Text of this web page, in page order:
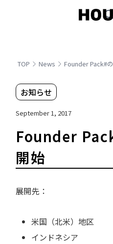
TOP News Founder Pack#
お知らせ
September 1, 2017
Founder
開始
展開先：
米国（北米）地区
インドネシア